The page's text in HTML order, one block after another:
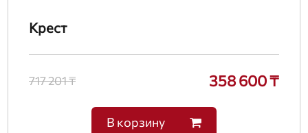
Крест
717 201 ₸ 358 600 ₸
В корзину